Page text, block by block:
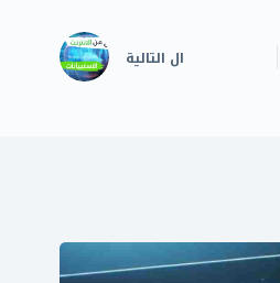
ال التالية